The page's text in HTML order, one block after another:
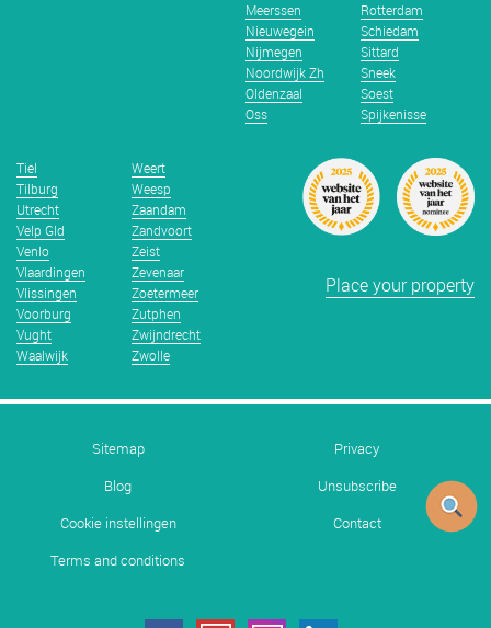
Meerssen
Nieuwegein
Nijmegen
Noordwijk Zh
Oldenzaal
Oss
Rotterdam
Schiedam
Sittard
Sneek
Soest
Spijkenisse
Tiel
Tilburg
Utrecht
Velp Gld
Venlo
Vlaardingen
Vlissingen
Voorburg
Vught
Waalwijk
Weert
Weesp
Zaandam
Zandvoort
Zeist
Zevenaar
Zoetermeer
Zutphen
Zwijndrecht
Zwolle
Place your property
Sitemap
Privacy
Blog
Unsubscribe
Cookie instellingen
Contact
Terms and conditions